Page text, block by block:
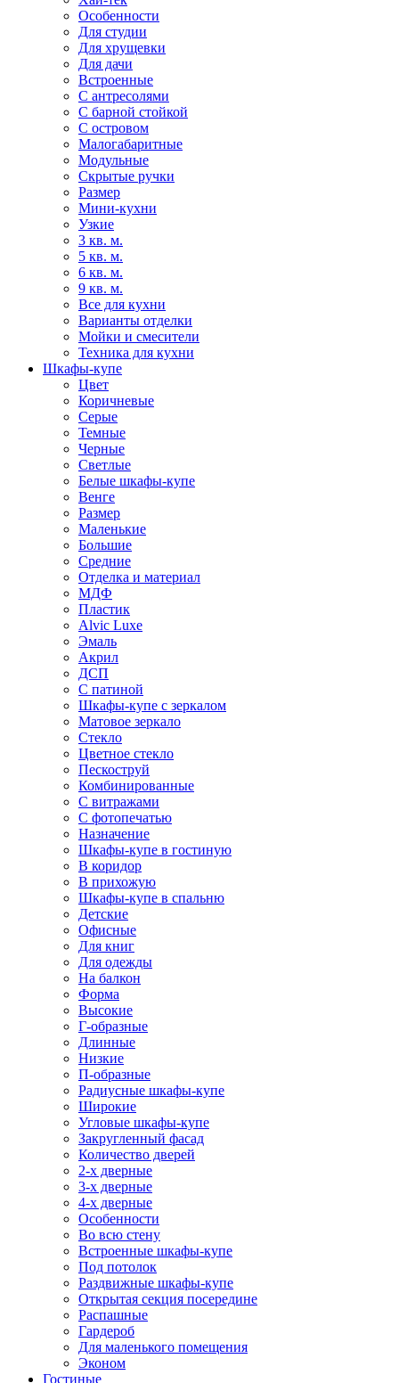
Особенности
Для студии
Для хрущевки
Для дачи
Встроенные
С антресолями
С барной стойкой
С островом
Малогабаритные
Модульные
Скрытые ручки
Размер
Мини-кухни
Узкие
3 кв. м.
5 кв. м.
6 кв. м.
9 кв. м.
Все для кухни
Варианты отделки
Мойки и смесители
Техника для кухни
Шкафы-купе
Цвет
Коричневые
Серые
Темные
Черные
Светлые
Белые шкафы-купе
Венге
Размер
Маленькие
Большие
Средние
Отделка и материал
МДФ
Пластик
Alvic Luxe
Эмаль
Акрил
ДСП
С патиной
Шкафы-купе с зеркалом
Матовое зеркало
Стекло
Цветное стекло
Пескоструй
Комбинированные
С витражами
С фотопечатью
Назначение
Шкафы-купе в гостиную
В коридор
В прихожую
Шкафы-купе в спальню
Детские
Офисные
Для книг
Для одежды
На балкон
Форма
Высокие
Г-образные
Длинные
Низкие
П-образные
Радиусные шкафы-купе
Широкие
Угловые шкафы-купе
Закругленный фасад
Количество дверей
2-х дверные
3-х дверные
4-х дверные
Особенности
Во всю стену
Встроенные шкафы-купе
Под потолок
Раздвижные шкафы-купе
Открытая секция посередине
Распашные
Гардероб
Для маленького помещения
Эконом
Гостиные